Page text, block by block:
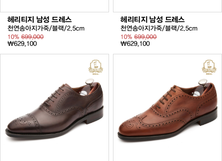
헤리티지 남성 드레스
천연송아지가죽/블랙/2.5cm
10% 699,000
₩629,100
헤리티지 남성 드레스
천연송아지가죽/블랙/2.5cm
10%699,000
₩629,100